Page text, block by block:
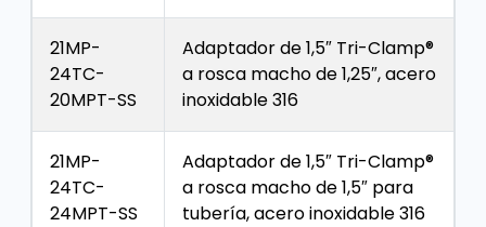
21MP-
24TC-
20MPT-SS
Adaptador de 1,5″ Tri-Clamp®
a rosca macho de 1,25″, acero
inoxidable 316
21MP-
24TC-
24MPT-SS
Adaptador de 1,5″ Tri-Clamp®
a rosca macho de 1,5″ para
tubería, acero inoxidable 316